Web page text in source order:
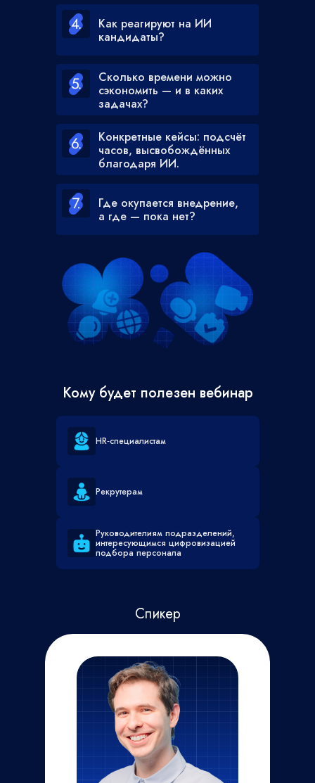
Где окупается внедрение,
а где — пока нет?
Конкретные кейсы: подсчёт
часов, высвобождённых
благодаря ИИ.
Сколько времени можно
сэкономить — и в каких
задачах?
Как реагируют на ИИ
кандидаты?
Кому будет полезен вебинар
HR‑специалистам
Рекрутерам
Руководителиям подразделений,
интересующимся цифровизацией
подбора персонала
Спикер